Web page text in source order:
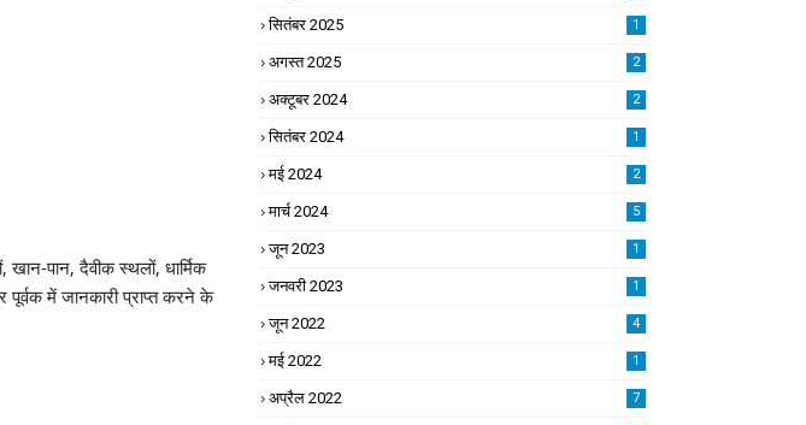
खान-पान, दैवीक स्थलों, धार्मिक
पूर्वक में जानकारी प्राप्त करने के
सितंबर 2025 1
अगस्त 2025 2
अक्टूबर 2024 2
सितंबर 2024 1
मई 2024 2
मार्च 2024 5
जून 2023 1
जनवरी 2023 1
जून 2022 4
मई 2022 1
अप्रैल 2022 7